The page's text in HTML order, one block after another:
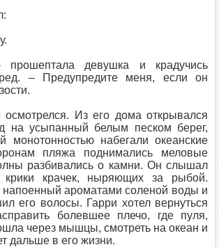
девушка и крадучись
– Предупредите меня, если он
осмотрелся. Из его дома открывался
на усыпанный белым песком берег,
монотонностью набегали океанские
пляжа поднимались меловые
разбивались о камни. Он слышал
крики крачек, ныряющих за рыбой.
напоенный ароматами соленой воды и
его волосы. Гарри хотел вернуться
болевшее плечо, где пуля,
через мышцы, смотреть на океан и
дальше в его жизни.